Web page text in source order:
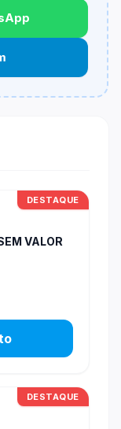
participantes
podem
DESTAQUE
VALOR
DESTAQUE